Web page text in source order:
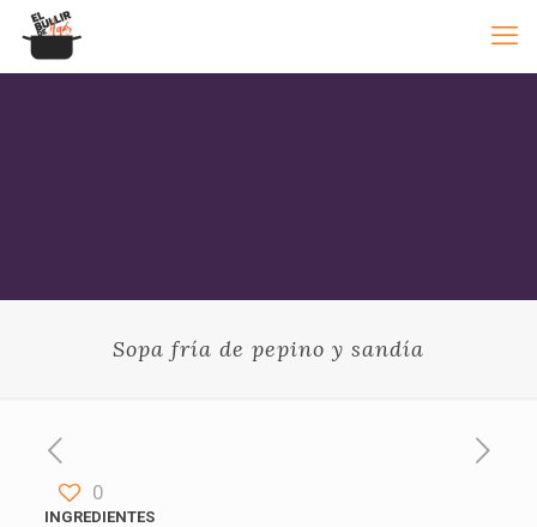
Sopa fría de pepino y sandía
0
INGREDIENTES